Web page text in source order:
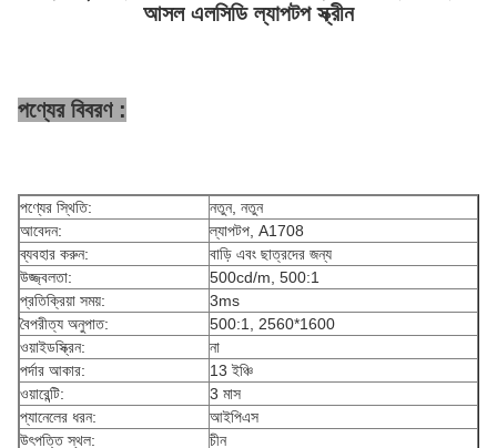
আসল এলসিডি ল্যাপটপ স্ক্রীন
পণ্যের বিবরণ :
পণ্যের স্থিতি:
নতুন, নতুন
আবেদন:
ল্যাপটপ, A1708
ব্যবহার করুন:
বাড়ি এবং ছাত্রদের জন্য
উজ্জ্বলতা:
500cd/m, 500:1
প্রতিক্রিয়া সময়:
3ms
বৈপরীত্য অনুপাত:
500:1, 2560*1600
ওয়াইডস্ক্রিন:
না
পর্দার আকার:
13 ইঞ্চি
ওয়ারেন্টি:
3 মাস
প্যানেলের ধরন:
আইপিএস
উৎপত্তি স্থল:
চীন